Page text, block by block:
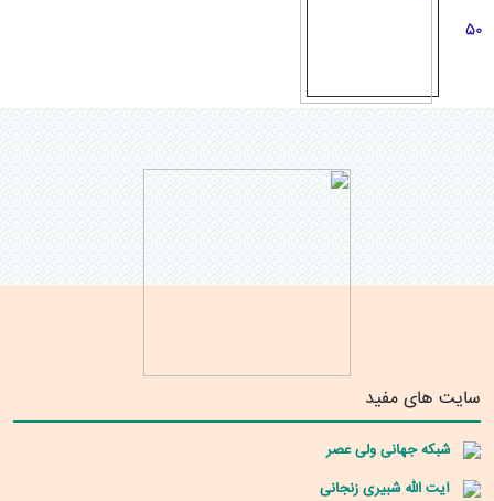
50
سایت های مفید
شبکه جهانی ولی عصر
آیت الله شبیری زنجانی